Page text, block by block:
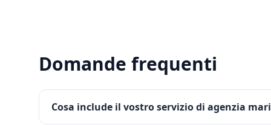
Domande frequenti
Cosa include il vostro servizio di agenzia